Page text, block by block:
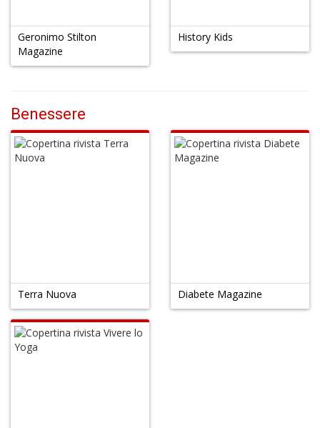
Geronimo Stilton
Magazine
History Kids
Benessere
Terra Nuova Diabete Magazine